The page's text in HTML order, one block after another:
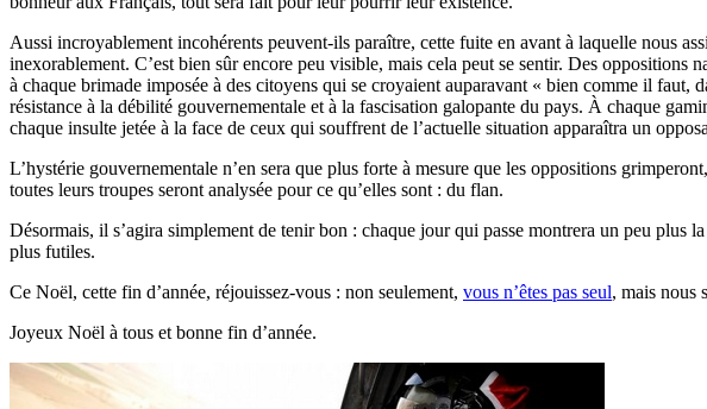
Aussi incroyablement incohérents peuvent-ils paraître, cette fuite en avant à laquelle nous
inexorablement. C’est bien sûr encore peu visible, mais cela peut se sentir. Des
à chaque brimade imposée à des citoyens qui se croyaient auparavant « bien comme il faut,
résistance à la débilité gouvernementale et à la fascisation galopante du pays. À chaque
chaque insulte jetée à la face de ceux qui souffrent de l’actuelle situation apparaîtra un
L’hystérie gouvernementale n’en sera que plus forte à mesure que les oppositions
toutes leurs troupes seront analysée pour ce qu’elles sont : du flan.
Désormais, il s’agira simplement de tenir bon : chaque jour qui passe montrera un peu
plus futiles.
Ce Noël, cette fin d’année, réjouissez-vous : non seulement, vous n’êtes pas seul, mais nous
Joyeux Noël à tous et bonne fin d’année.